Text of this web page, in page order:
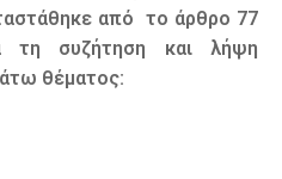
από το άρθρο 77
τη συζήτηση και λήψη
θέματος: